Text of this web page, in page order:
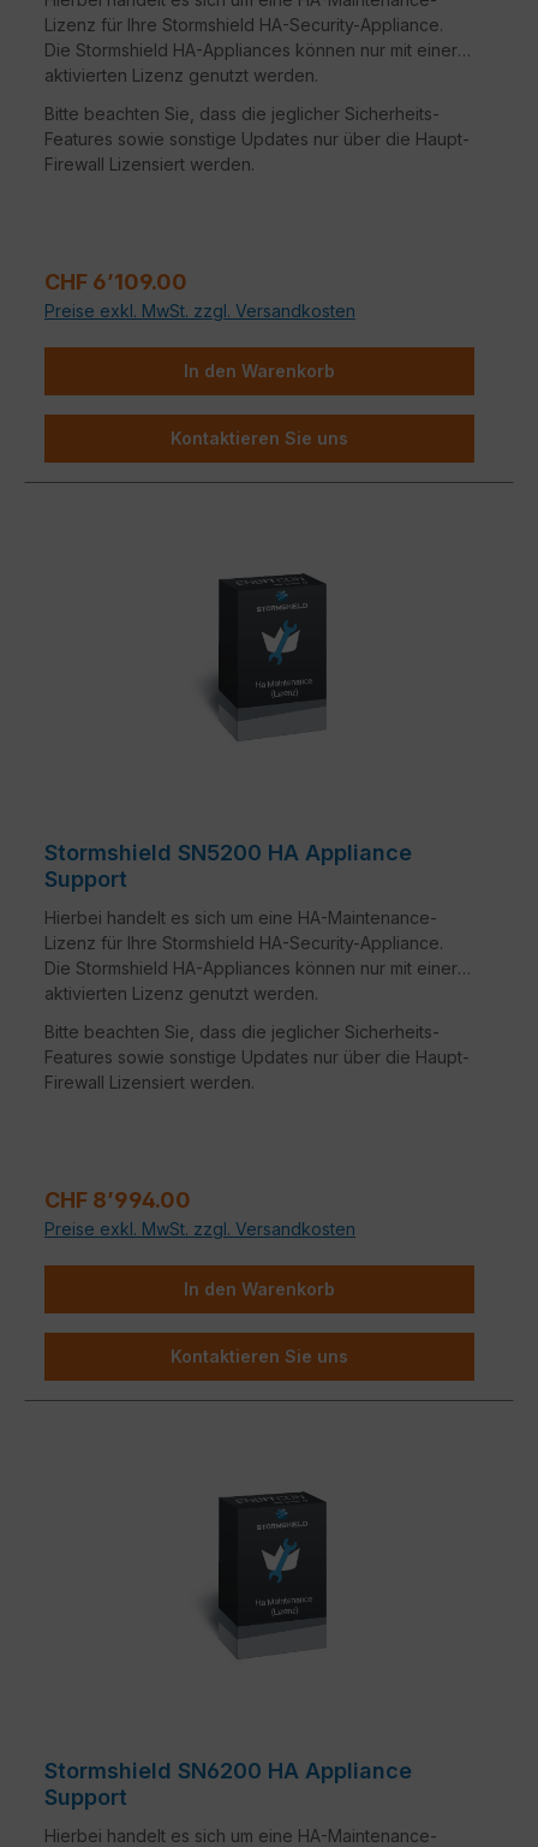
Lizenz für Ihre Stormshield HA-Security-Appliance.
Die Stormshield HA-Appliances können nur mit einer
aktivierten Lizenz genutzt werden.
Bitte beachten Sie, dass die jeglicher Sicherheits-
Features sowie sonstige Updates nur über die Haupt-
Firewall Lizensiert werden.
Regulärer Preis:
CHF 6’109.00
Preise exkl. MwSt. zzgl. Versandkosten
In den Warenkorb
Kontaktieren Sie uns
Stormshield SN5200 HA Appliance
Support
Hierbei handelt es sich um eine HA-Maintenance-
Lizenz für Ihre Stormshield HA-Security-Appliance.
Die Stormshield HA-Appliances können nur mit einer
aktivierten Lizenz genutzt werden.
Bitte beachten Sie, dass die jeglicher Sicherheits-
Features sowie sonstige Updates nur über die Haupt-
Firewall Lizensiert werden.
Regulärer Preis:
CHF 8’994.00
Preise exkl. MwSt. zzgl. Versandkosten
In den Warenkorb
Kontaktieren Sie uns
Stormshield SN6200 HA Appliance
Support
Hierbei handelt es sich um eine HA-Maintenance-